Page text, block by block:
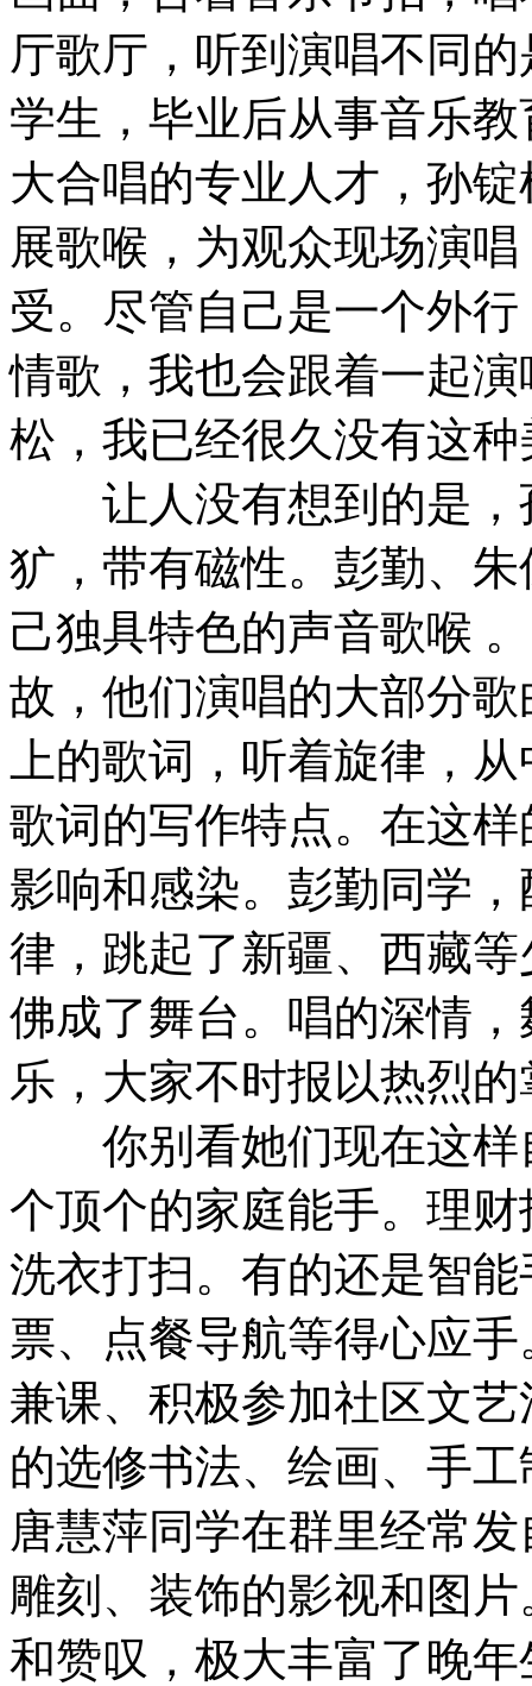
厅歌厅，听到演唱不同
学生，毕业后从事音乐
大合唱的专业人才，孙
展歌喉，为观众现场演
受。尽管自己是一个外
情歌，我也会跟着一起
松，我已经很久没有这
让人没有想到的是，
犷，带有磁性。彭勤、
己独具特色的声音歌喉
故，他们演唱的大部分
上的歌词，听着旋律，
歌词的写作特点。在这
影响和感染。彭勤同学
律，跳起了新疆、西藏
佛成了舞台。唱的深情
乐，大家不时报以热烈
你别看她们现在这样
个顶个的家庭能手。理
洗衣打扫。有的还是智
票、点餐导航等得心应
兼课、积极参加社区文
的选修书法、绘画、手
唐慧萍同学在群里经常
雕刻、装饰的影视和图
和赞叹，极大丰富了晚